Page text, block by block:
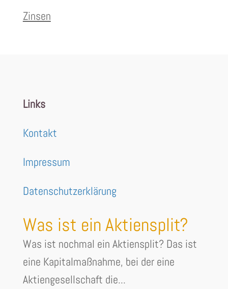
Zinsen
Links
Kontakt
Impressum
Datenschutzerklärung
Was ist ein Aktiensplit?
Was ist nochmal ein Aktiensplit? Das ist
eine Kapitalmaßnahme, bei der eine
Aktiengesellschaft die...